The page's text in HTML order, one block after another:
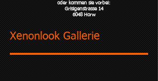
oder kommen sie vorbei:
Grisigenstrasse 14
6048 Horw
Xenonlook Gallerie